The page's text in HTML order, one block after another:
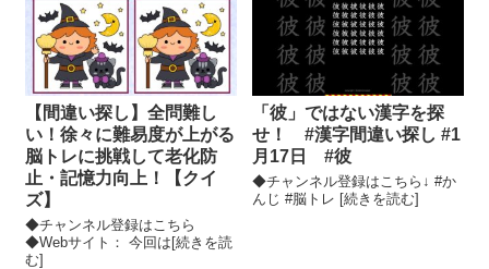
【間違い探し】全問難し
い！徐々に難易度が上がる
脳トレに挑戦して老化防
止・記憶力向上！【クイ
ズ】
◆チャンネル登録はこちら
◆Webサイト： 今回は[続きを読
む]
「彼」ではない漢字を探
せ！ #漢字間違い探し #1
月17日 #彼
◆チャンネル登録はこちら↓ #か
んじ #脳トレ [続きを読む]